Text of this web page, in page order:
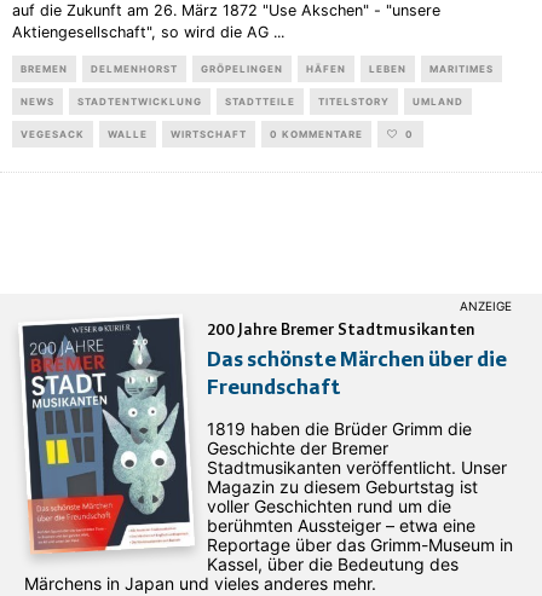
auf die Zukunft am 26. März 1872 "Use Akschen" - "unsere
Aktiengesellschaft", so wird die AG ...
BREMEN DELMENHORST GRÖPELINGEN HÄFEN LEBEN MARITIMES
NEWS STADTENTWICKLUNG STADTTEILE TITELSTORY UMLAND
VEGESACK WALLE WIRTSCHAFT 0 KOMMENTARE 0
200 Jahre Bremer Stadtmusikanten
Das schönste Märchen über die
Freundschaft
1819 haben die Brüder Grimm die
Geschichte der Bremer
Stadtmusikanten veröffentlicht. Unser
Magazin zu diesem Geburtstag ist
voller Geschichten rund um die
berühmten Aussteiger – etwa eine
Reportage über das Grimm-Museum in
Kassel, über die Bedeutung des
Märchens in Japan und vieles anderes mehr.